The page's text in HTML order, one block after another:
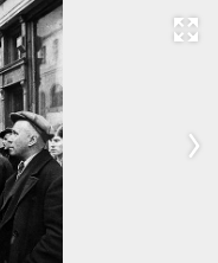
Развернуть